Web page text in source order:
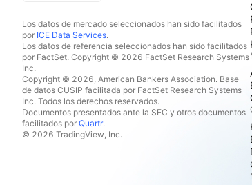
Los datos de mercado seleccionados han sido facilitados
por ICE Data Services.
Los datos de referencia seleccionados han sido facilitados
por FactSet. Copyright © 2026 FactSet Research Systems
Inc.
Copyright © 2026, American Bankers Association. Base
de datos CUSIP facilitada por FactSet Research Systems
Inc. Todos los derechos reservados.
Documentos presentados ante la SEC y otros documentos
facilitados por Quartr.
© 2026 TradingView, Inc.